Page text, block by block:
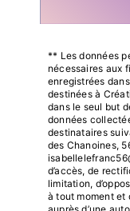
** Les données
nécessaires aux
enregistrées
destinées à
dans le seul but
données
destinataires
des Chanoines,
d’accès, de
limitation,
à tout moment et